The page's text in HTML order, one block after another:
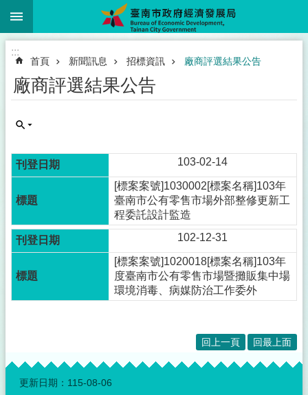
跳到主要內容區塊
:::
首頁 新聞訊息 招標資訊 廠商評選結果公告
廠商評選結果公告
103-02-14
[標案案號]1030002[標案名稱]103年
臺南市公有零售市場外部整修更新工
程委託設計監造
102-12-31
[標案案號]1020018[標案名稱]103年
度臺南市公有零售市場暨攤販集中場
環境消毒、病媒防治工作委外
回上一頁 回最上面
:::
更新日期： 115-08-06